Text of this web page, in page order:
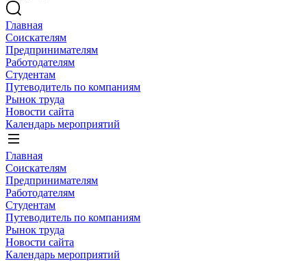
Главная
Соискателям
Предпринимателям
Работодателям
Студентам
Путеводитель по компаниям
Рынок труда
Новости сайта
Календарь мероприятий
Главная
Соискателям
Предпринимателям
Работодателям
Студентам
Путеводитель по компаниям
Рынок труда
Новости сайта
Календарь мероприятий